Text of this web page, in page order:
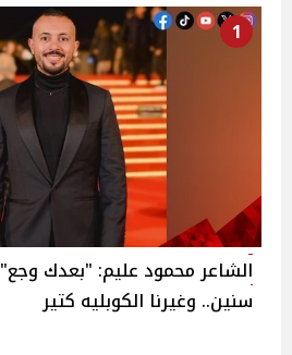
1
الشاعر محمود عليم: "بعدك وجع"
سنين.. وغيرنا الكوبليه كتير